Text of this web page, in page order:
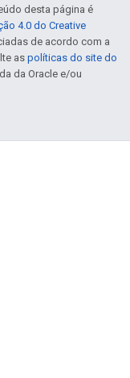
desta página é
4.0 do Creative
de acordo com a
aspolíticas do site do
da Oracle e/ou